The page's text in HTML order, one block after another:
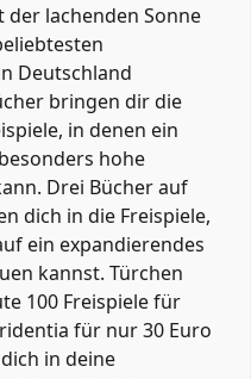
der lachenden Sonne
Deutschland
bringen dir die
in denen ein
hohe
Drei Bücher auf
dich in die Freispiele,
ein expandierendes
kannst. Türchen
100 Freispiele für
für nur 30 Euro
in deine